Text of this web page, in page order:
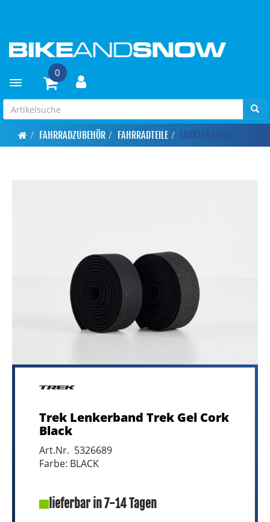
Toggle navigation
0
FAHRRADZUBEHÖR FAHRRADTEILE LENKERBÄNDER
Trek Lenkerband Trek Gel Cork
Black
Art.Nr. 5326689
Farbe: BLACK
lieferbar in 7-14 Tagen